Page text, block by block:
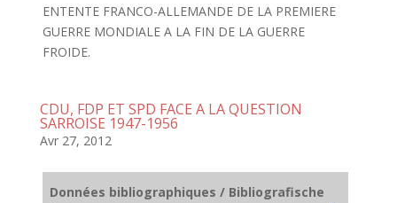
ENTENTE FRANCO-ALLEMANDE DE LA PREMIERE
GUERRE MONDIALE A LA FIN DE LA GUERRE
FROIDE.
CDU, FDP ET SPD FACE A LA QUESTION
SARROISE 1947-1956
Avr 27, 2012
Données bibliographiques / Bibliografische